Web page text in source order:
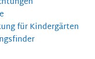
für Kindergärten